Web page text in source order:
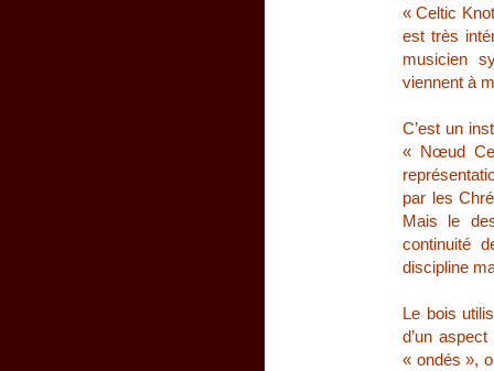
« Celtic
est très
musicien
viennent à
C’est un
« Nœud
par les
Mais le
continuité
discipline
Le bois
d’un
« ondés »,